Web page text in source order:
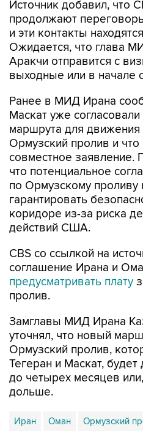
и эти контакты
Ожидается, что глава
Аракчи отправится с
выходные или в начале
Ранее в МИД Ирана
маршрута для движения
Ормузский пролив и что
совместное заявление.
что потенциальное
по Ормузскому проливу
гарантировать
коридоре из-за риска
действий США.
CBS со ссылкой на
предусматривать плату
пролив.
Замглавы МИД Ирана
Ормузский пролив,
Тегеран и Маскат, будет
до четырех месяцев или,
дольше.
Иран Оман